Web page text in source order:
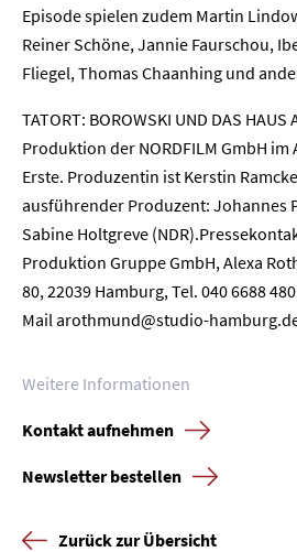
Episode spielen zudem Martin
Reiner Schöne, Jannie Faurschou,
Fliegel, Thomas Chaanhing und
TATORT: BOROWSKI UND DAS HAUS
Produktion der NORDFILM GmbH im
Erste. Produzentin ist Kerstin
ausführender Produzent: Johannes
Sabine Holtgreve
Produktion Gruppe GmbH, Alexa
80, 22039 Hamburg, Tel. 040 6688
Mail arothmund@studio-
Weitere Informationen
Kontakt aufnehmen
Newsletter bestellen
Zurück zur Übersicht
Karriere
Kontakt
Newsletter Datenschutz